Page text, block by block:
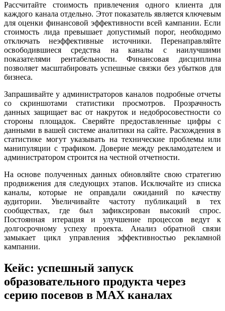
Рассчитайте стоимость привлечения одного клиента для
каждого канала отдельно. Этот показатель является ключевым
для оценки финансовой эффективности всей кампании. Если
стоимость лида превышает допустимый порог, необходимо
отключать неэффективные источники. Перенаправляйте
освободившиеся средства на каналы с наилучшими
показателями рентабельности. Финансовая дисциплина
позволяет масштабировать успешные связки без убытков для
бизнеса.
Запрашивайте у администраторов каналов подробные отчеты
со скриншотами статистики просмотров. Прозрачность
данных защищает вас от накруток и недобросовестности со
стороны площадок. Сверяйте предоставленные цифры с
данными в вашей системе аналитики на сайте. Расхождения в
статистике могут указывать на технические проблемы или
манипуляции с трафиком. Доверие между рекламодателем и
администратором строится на честной отчетности.
На основе полученных данных обновляйте свою стратегию
продвижения для следующих этапов. Исключайте из списка
каналы, которые не оправдали ожиданий по качеству
аудитории. Увеличивайте частоту публикаций в тех
сообществах, где был зафиксирован высокий спрос.
Постоянная итерация и улучшение процессов ведут к
долгосрочному успеху проекта. Анализ обратной связи
замыкает цикл управления эффективностью рекламной
кампании.
Кейс: успешный запуск
образовательного продукта через
серию посевов в MAX каналах